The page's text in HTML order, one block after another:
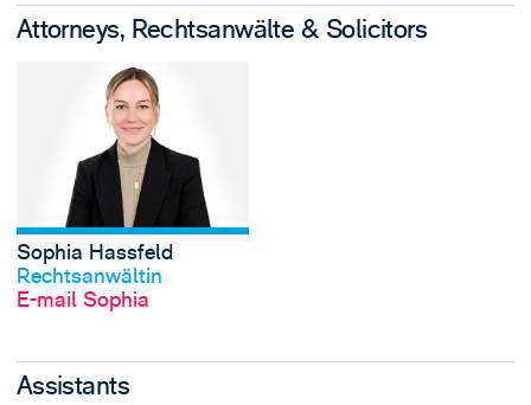
Attorneys, Rechtsanwälte & Solicitors
Profil anschauen
Sophia Hassfeld
Rechtsanwältin
E-mail Sophia
Assistants